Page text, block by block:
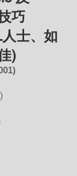
巧
士、如
)